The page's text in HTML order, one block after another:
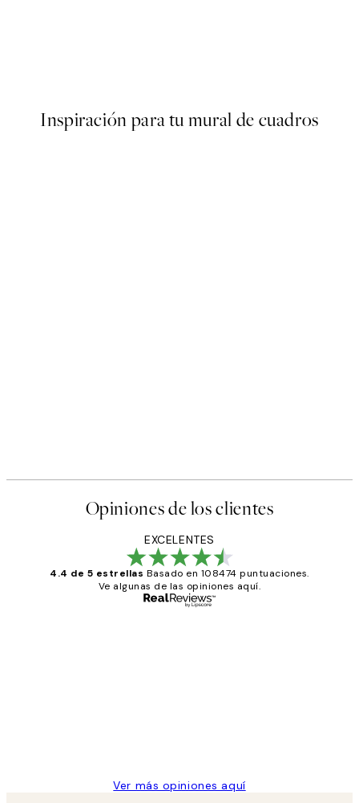
Inspiración para tu mural de cuadros
Opiniones de los clientes
EXCELENTES
4.4 de 5 estrellas Basado en 108474 puntuaciones.
Ve algunas de las opiniones aquí.
Ver más opiniones aquí